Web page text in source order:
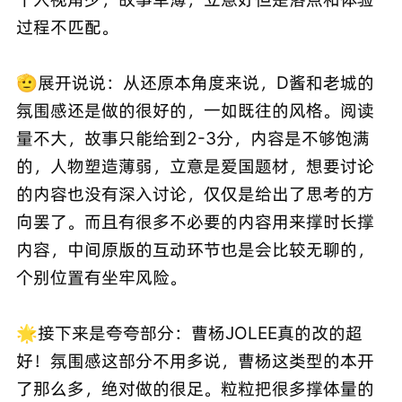
过程不匹配。
🫡展开说说：从还原本角度来说，D酱和老城的
氛围感还是做的很好的，一如既往的风格。阅读
量不大，故事只能给到2-3分，内容是不够饱满
的，人物塑造薄弱，立意是爱国题材，想要讨论
的内容也没有深入讨论，仅仅是给出了思考的方
向罢了。而且有很多不必要的内容用来撑时长撑
内容，中间原版的互动环节也是会比较无聊的，
个别位置有坐牢风险。
🌟接下来是夸夸部分：曹杨JOLEE真的改的超
好！氛围感这部分不用多说，曹杨这类型的本开
了那么多，绝对做的很足。粒粒把很多撑体量的